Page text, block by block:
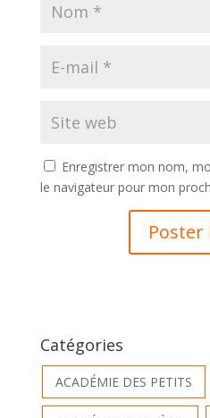
Enregistrer mon nom,
le navigateur pour mon
Catégories
ACADÉMIE DES PETITS